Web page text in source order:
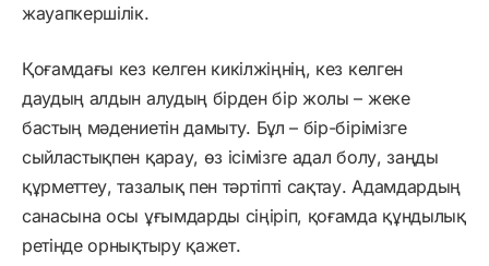
жауапкершілік.
Қоғамдағы кез келген кикілжіңнің, кез келген
даудың алдын алудың бірден бір жолы – жеке
бастың мәдениетін дамыту. Бұл – бір-бірімізге
сыйластықпен қарау, өз ісімізге адал болу, заңды
құрметтеу, тазалық пен тәртіпті сақтау. Адамдардың
санасына осы ұғымдарды сіңіріп, қоғамда құндылық
ретінде орнықтыру қажет.